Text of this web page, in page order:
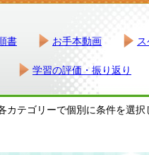
書 お手本動画
学習の評価・振り返り
テゴリーで個別に条件を選択